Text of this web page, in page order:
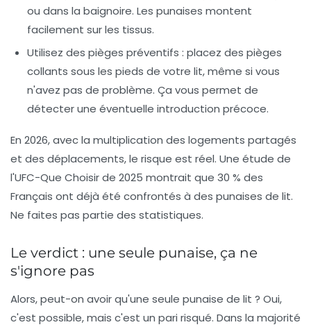
ou dans la baignoire. Les punaises montent
facilement sur les tissus.
Utilisez des pièges préventifs : placez des pièges
collants sous les pieds de votre lit, même si vous
n'avez pas de problème. Ça vous permet de
détecter une éventuelle introduction précoce.
En 2026, avec la multiplication des logements partagés
et des déplacements, le risque est réel. Une étude de
l'UFC-Que Choisir de 2025 montrait que 30 % des
Français ont déjà été confrontés à des punaises de lit.
Ne faites pas partie des statistiques.
Le verdict : une seule punaise, ça ne
s'ignore pas
Alors, peut-on avoir qu'une seule punaise de lit ? Oui,
c'est possible, mais c'est un pari risqué. Dans la majorité